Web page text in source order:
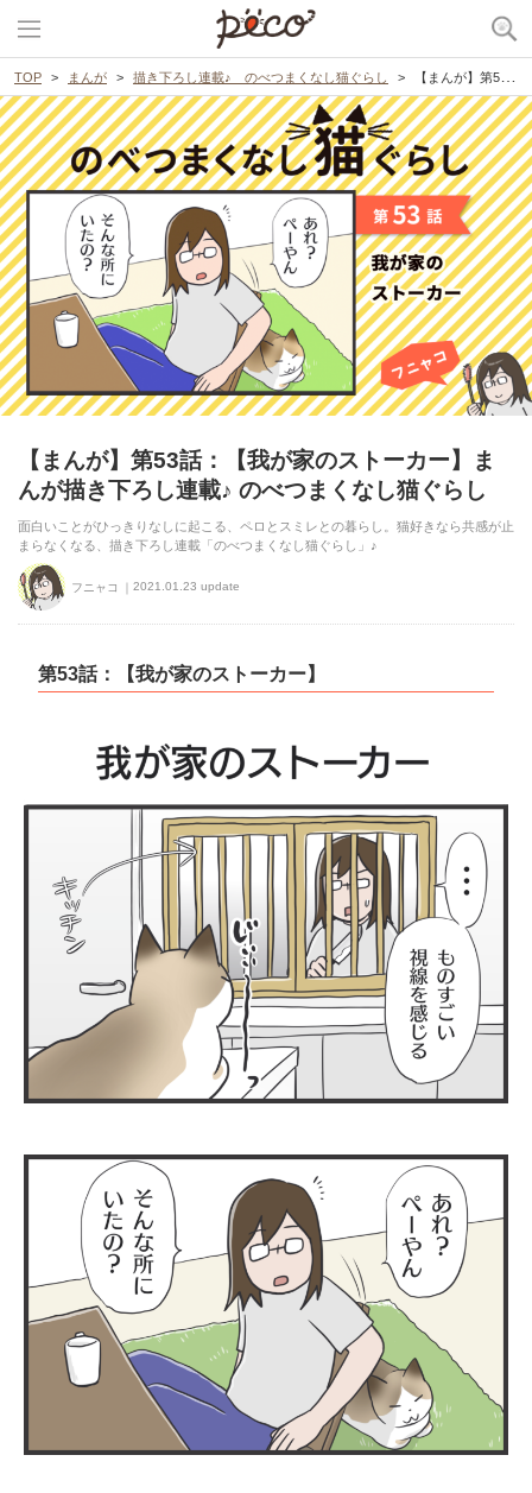
TOP まんが 描き下ろし連載♪ のべつまくなし猫ぐらし 【まんが】第53話：【我が家のストーカー】まんが描き下ろし連載♪ のべつまくなし猫ぐらし
【まんが】第53話：【我が家のストーカー】ま
んが描き下ろし連載♪ のべつまくなし猫ぐらし
面白いことがひっきりなしに起こる、ペロとスミレとの暮らし。猫好きなら共感が止
まらなくなる、描き下ろし連載「のべつまくなし猫ぐらし」♪
フニャコ 2021.01.23 update
第53話：【我が家のストーカー】